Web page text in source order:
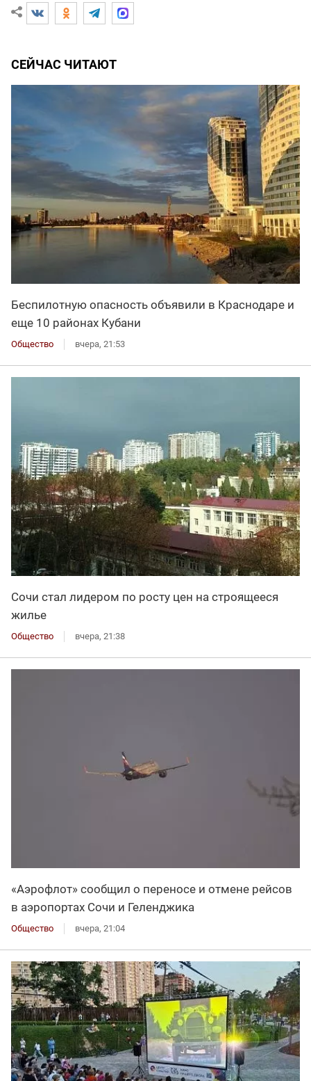
СЕЙЧАС ЧИТАЮТ
Беспилотную опасность объявили в Краснодаре и
еще 10 районах Кубани
Общество вчера, 21:53
Сочи стал лидером по росту цен на строящееся
жилье
Общество вчера, 21:38
«Аэрофлот» сообщил о переносе и отмене рейсов
в аэропортах Сочи и Геленджика
Общество вчера, 21:04